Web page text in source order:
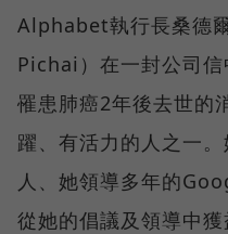
Alphabet執行長桑德
Pichai）在一封公司
罹患肺癌2年後去世的
躍、有活力的人之一
人、她領導多年的
從她的倡議及領導中